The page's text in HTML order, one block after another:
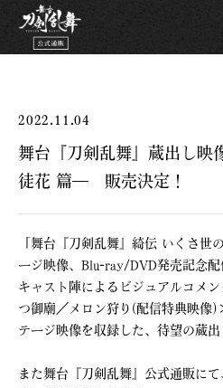
2022.11.04
舞台『刀剣乱舞』蔵出し
徒花 篇― 販売決定！
「舞台『刀剣乱舞』綺伝 いくさ世
ージ映像、Blu-ray/DVD発売記念配
キャスト陣によるビジュアルコメ
つ御廟／メロン狩り(配信特典映像)
テージ映像を収録した、待望の蔵出
また舞台『刀剣乱舞』公式通販に